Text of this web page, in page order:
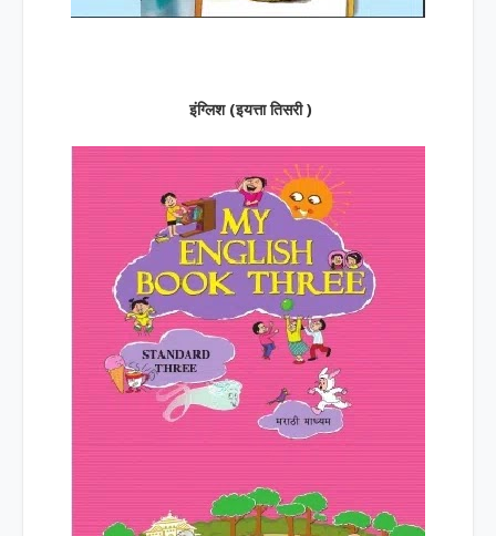
इंग्लिश (इयत्ता तिसरी )